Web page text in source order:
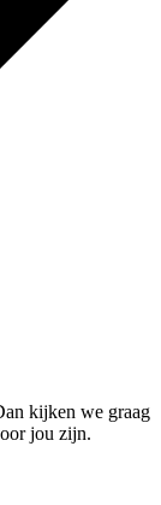
kijken we graag
jou zijn.